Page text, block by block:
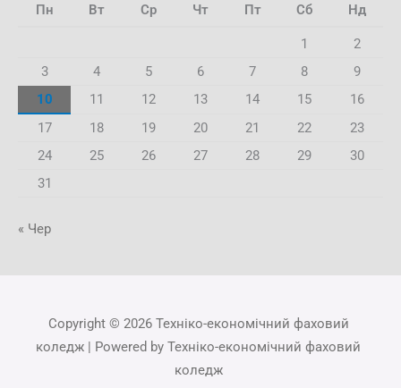
Пн Вт Ср Чт Пт Сб Нд
1
2
3
4 5 6 7 8
9
10
11 12 13 14 15
16
17
18 19 20 21 22
23
24
25 26 27 28 29
30
31
« Чер
Copyright © 2026 Техніко-економічний фаховий
коледж | Powered by Техніко-економічний фаховий
коледж